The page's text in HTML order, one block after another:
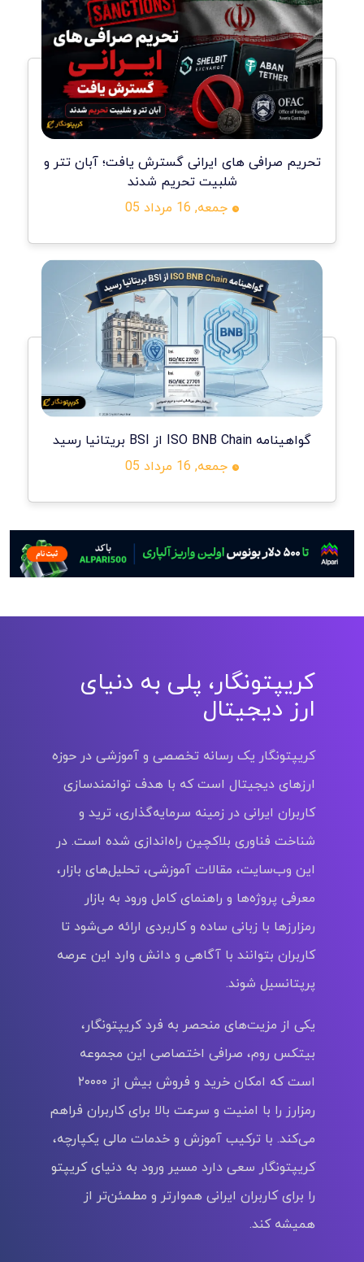
تحریم صرافی های ایرانی گسترش یافت؛ آبان تتر و
شلبیت تحریم شدند
جمعه, 16 مرداد 05
گواهینامه ISO BNB Chain از BSI بریتانیا رسید
جمعه, 16 مرداد 05
کریپتونگار، پلی به دنیای
ارز دیجیتال
کریپتونگار یک رسانه تخصصی و آموزشی در حوزه
ارزهای دیجیتال است که با هدف توانمندسازی
کاربران ایرانی در زمینه سرمایه‌گذاری، ترید و
شناخت فناوری بلاکچین راه‌اندازی شده است. در
این وب‌سایت، مقالات آموزشی، تحلیل‌های بازار،
معرفی پروژه‌ها و راهنمای کامل ورود به بازار
رمزارزها با زبانی ساده و کاربردی ارائه می‌شود تا
کاربران بتوانند با آگاهی و دانش وارد این عرصه
پرپتانسیل شوند.
یکی از مزیت‌های منحصر به‌ فرد کریپتونگار،
بیتکس روم، صرافی اختصاصی این مجموعه
است که امکان خرید و فروش بیش از ۲۰۰۰۰
رمزارز را با امنیت و سرعت بالا برای کاربران فراهم
می‌کند. با ترکیب آموزش و خدمات مالی یکپارچه،
کریپتونگار سعی دارد مسیر ورود به دنیای کریپتو
را برای کاربران ایرانی هموارتر و مطمئن‌تر از
همیشه کند.